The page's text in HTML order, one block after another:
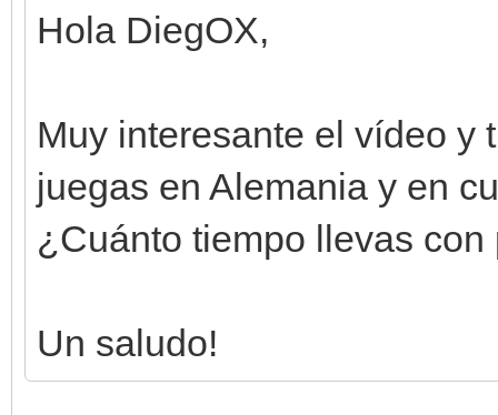
Hola DiegOX,
Muy interesante el vídeo y
juegas en Alemania y en
¿Cuánto tiempo llevas con
Un saludo!